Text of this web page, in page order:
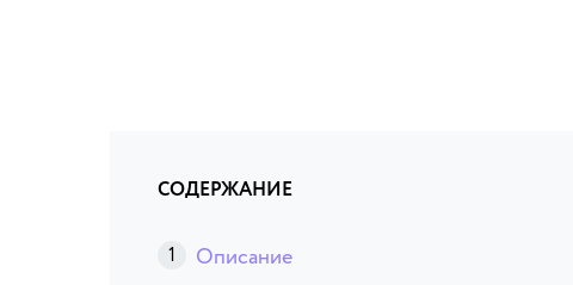
СОДЕРЖАНИЕ
Описание